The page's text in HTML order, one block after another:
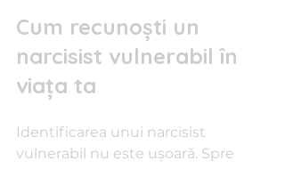
Cum recunoști un
narcisist vulnerabil în
viața ta
Identificarea unui narcisist
vulnerabil nu este ușoară. Spre